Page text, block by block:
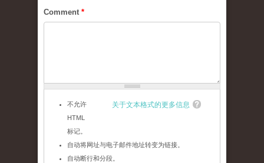
Comment *
关于文本格式的更多信息
不允许
HTML
标记。
自动将网址与电子邮件地址转变为链接。
自动断行和分段。